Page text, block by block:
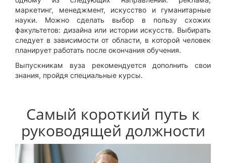
маркетинг, менеджмент, искусство и гуманитарные
науки. Можно сделать выбор в пользу схожих
факультетов: дизайна или истории искусств. Выбирать
следует в зависимости от области, в которой человек
планирует работать после окончания обучения.
Выпускникам вуза рекомендуется дополнить свои
знания, пройдя специальные курсы.
Самый короткий путь к
руководящей должности